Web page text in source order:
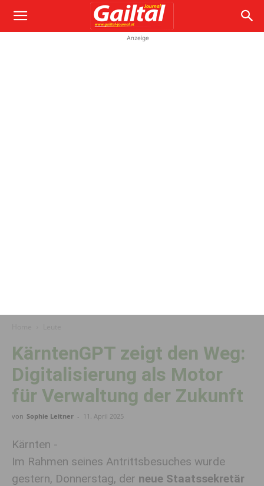
Anzeige
KärntenGPT zeigt den Weg:
Digitalisierung als Motor
für Verwaltung der Zukunft
von Sophie Leitner - 11. April 2025
Kärnten -
Im Rahmen seines Antrittsbesuches wurde
gestern, Donnerstag, der neue Staatssekretär